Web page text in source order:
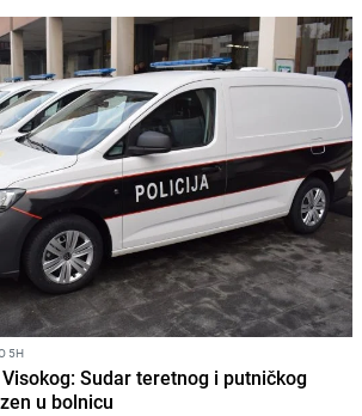
5H
Sudar teretnog i putničkog
u bolnicu